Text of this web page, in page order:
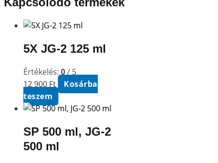
5X JG-2 125 ml
Értékelés: 0/ 5
12 900 Ft
Kosárba
teszem
SP 500 ml, JG-2
500 ml